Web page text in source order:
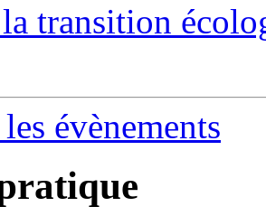
transition
évènements